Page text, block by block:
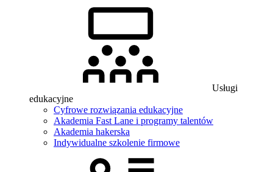
Usługi
edukacyjne
Cyfrowe rozwiązania edukacyjne
Akademia Fast Lane i programy talentów
Akademia hakerska
Indywidualne szkolenie firmowe